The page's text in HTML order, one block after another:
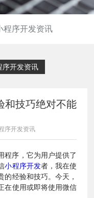
程序开发资讯
序开发资讯
和技巧绝对不能
序开发资讯
程序，它为用户提供了
小程序开发者，我在使
的经验和技巧。今天，
在使用或即将使用微信